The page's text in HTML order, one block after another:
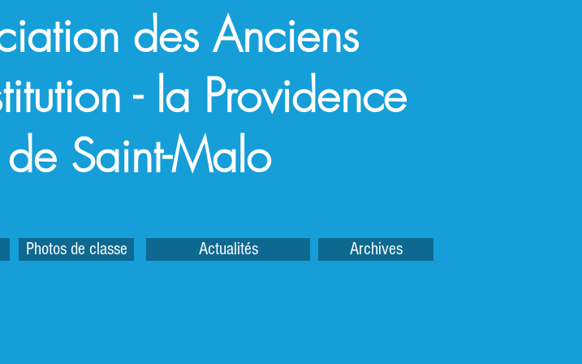
des Anciens
- la Providence
de Saint-Malo
Photos de classe Actualités Archives